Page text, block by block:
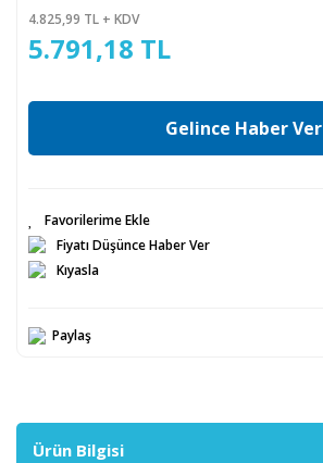
4.825,99 TL + KDV
5.791,18 TL
Gelince Haber Ver
Fiyatı Düşünce Haber Ver
Kıyasla
Paylaş
Ürün Bilgisi